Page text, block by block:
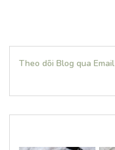
Theo dõi Blog qua Email